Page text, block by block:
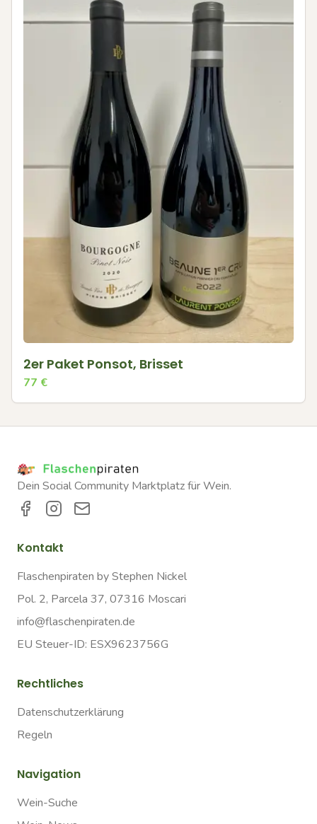
2er Paket Ponsot, Brisset
77 €
Dein Social Community Marktplatz für Wein.
Kontakt
Flaschenpiraten by Stephen Nickel
Pol. 2, Parcela 37, 07316 Moscari
info@flaschenpiraten.de
EU Steuer-ID: ESX9623756G
Rechtliches
Datenschutzerklärung
Regeln
Navigation
Wein-Suche